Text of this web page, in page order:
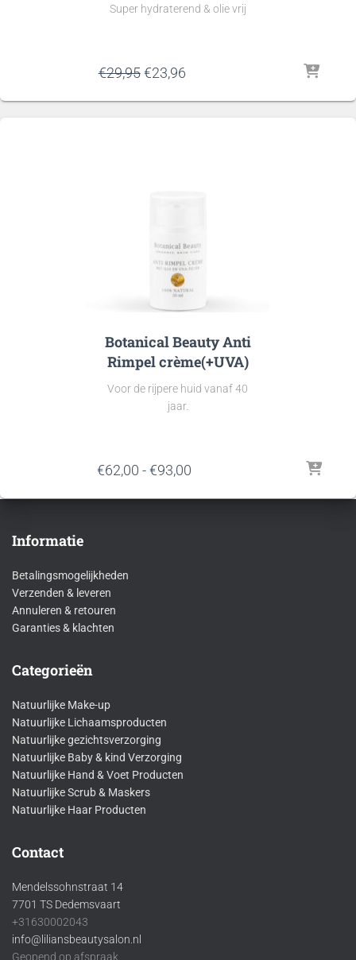
Super hydraterend & olie vrij
€29,95 Oorspronkelijke
was:
€23,96Huidige
is:
Botanical Beauty Anti
Rimpel crème(+UVA)
Voor de rijpere huid vanaf 40
jaar.
€62,00 -€93,00
tot
Informatie
Betalingsmogelijkheden
Verzenden & leveren
Annuleren & retouren
Garanties & klachten
Categorieën
Natuurlijke Make-up
Natuurlijke Lichaamsproducten
Natuurlijke gezichtsverzorging
Natuurlijke Baby & kind Verzorging
Natuurlijke Hand & Voet Producten
Natuurlijke Scrub & Maskers
Natuurlijke Haar Producten
Contact
Mendelssohnstraat 14
7701 TS Dedemsvaart
+31630002043
info@liliansbeautysalon.nl
Geopend op afspraak